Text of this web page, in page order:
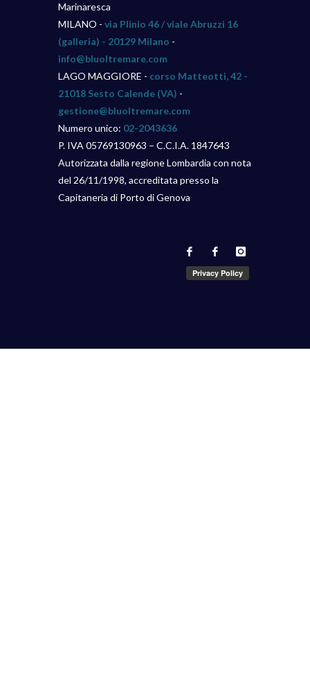
Marinaresca
MILANO - via Plinio 46 / viale Abruzzi 16
(galleria) - 20129 Milano -
info@bluoltremare.com
LAGO MAGGIORE - corso Matteotti, 42 -
21018 Sesto Calende (VA) -
gestione@bluoltremare.com
Numero unico: 02-2043636
P. IVA 05769130963 – C.C.I.A. 1847643
Autorizzata dalla regione Lombardia con nota
del 26/11/1998, accreditata presso la
Capitaneria di Porto di Genova